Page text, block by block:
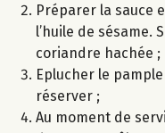
Préparer la sauce
l’huile de sésame.
coriandre hachée ;
Eplucher le
réserver ;
Au moment de